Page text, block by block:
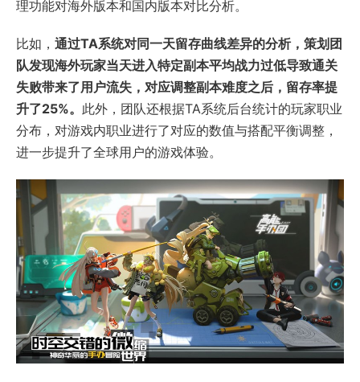
理功能对海外版本和国内版本对比分析。
比如， 通过TA系统对同一天留存曲线差异的分析，策划团
队发现海外玩家当天进入特定副本平均战力过低导致通关
失败带来了用户流失，对应调整副本难度之后，留存率提
升了25%。 此外，团队还根据TA系统后台统计的玩家职业
分布，对游戏内职业进行了对应的数值与搭配平衡调整，
进一步提升了全球用户的游戏体验。